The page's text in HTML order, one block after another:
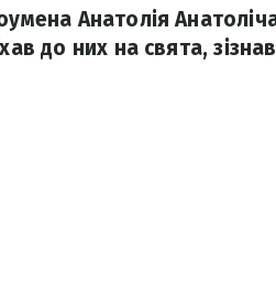
Анатолія
до них на свята,